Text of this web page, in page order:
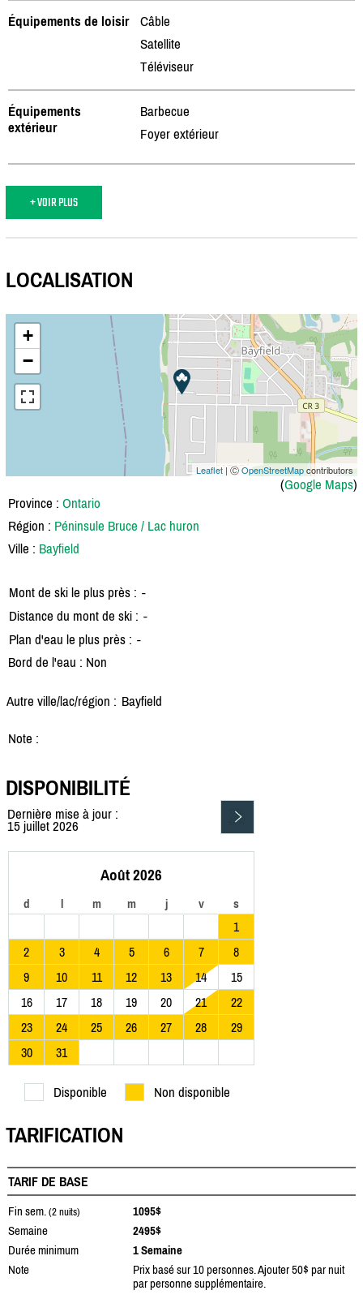
Équipements de loisir
Câble
Satellite
Téléviseur
Équipements
extérieur
Barbecue
Foyer extérieur
+ VOIR PLUS
LOCALISATION
+
−
Leaflet| ⒸOpenStreetMapcontributors
(Google Maps)
Province : Ontario
Région : Péninsule Bruce / Lac huron
Ville : Bayfield
Mont de ski le plus près : -
Distance du mont de ski : -
Plan d'eau le plus près : -
Bord de l'eau : Non
Autre ville/lac/région : Bayfield
Note :
DISPONIBILITÉ
Dernière mise à jour :
15 juillet 2026
Août 2026
d l m m j v s
1
2
3 4 5 6 7
8
9
10 11 12 13 14
15
16
17 18 19 20 21
22
23
24 25 26 27 28
29
30
31
Disponible Non disponible
TARIFICATION
TARIF DE BASE
Fin sem. (2 nuits)
1095$
Semaine
2495$
Durée minimum
1 Semaine
Note
Prix basé sur 10 personnes. Ajouter 50$ par nuit
par personne supplémentaire.